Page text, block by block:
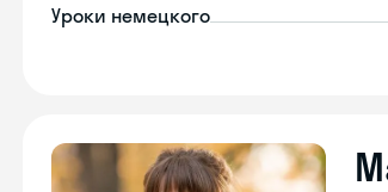
Уроки немецкого